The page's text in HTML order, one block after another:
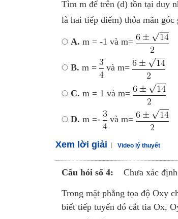
Tìm m để trên (d) tồn tại duy
là hai tiếp điểm) thỏa mãn
A. m = -1 và m=
B. m = và m=
C. m = 1 và m=
D. m =- và m=
Xem lời giải Video lý thuyết
Câu hỏi số 4: Chưa xác định
Trong mặt phẳng tọa độ Oxy
biết tiếp tuyến đó cắt tia Ox,